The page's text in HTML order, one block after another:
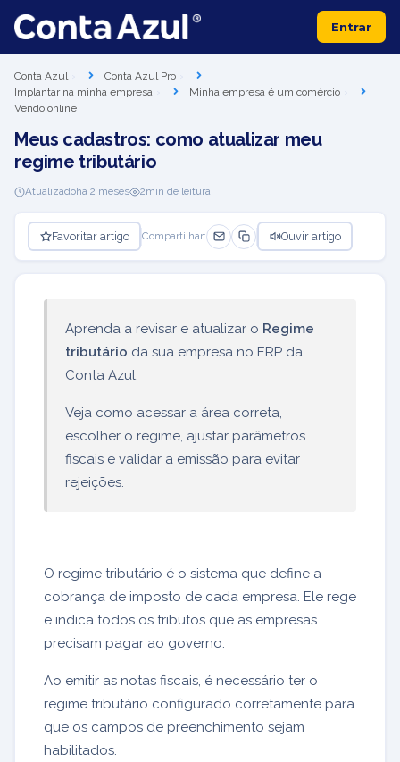
Entrar
Conta Azul
Conta Azul Pro
Implantar na minha empresa
Minha empresa é um comércio
Vendo online
Meus cadastros: como atualizar meu
regime tributário
Atualizadohá 2 meses 2min de leitura
Favoritar artigo Compartilhar: Ouvir artigo
Aprenda a revisar e atualizar o Regime
tributário da sua empresa no ERP da
Conta Azul.
Veja como acessar a área correta,
escolher o regime, ajustar parâmetros
fiscais e validar a emissão para evitar
rejeições.
O regime tributário é o sistema que define a
cobrança de imposto de cada empresa. Ele rege
e indica todos os tributos que as empresas
precisam pagar ao governo.
Ao emitir as notas fiscais, é necessário ter o
regime tributário configurado corretamente para
que os campos de preenchimento sejam
habilitados.